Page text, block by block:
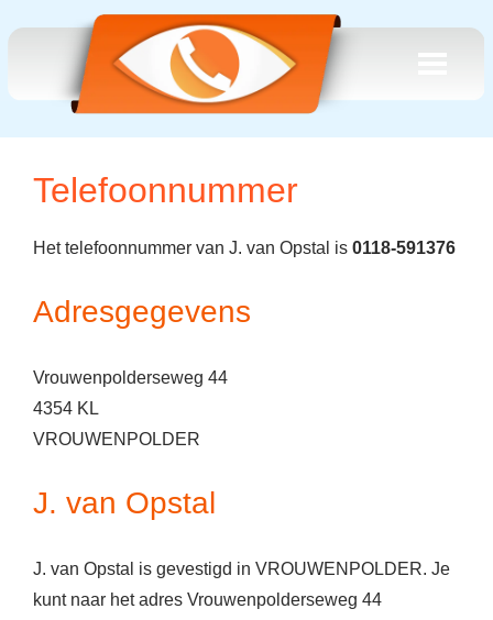
Telefoonnummer
Het telefoonnummer van J. van Opstal is 0118-591376
Adresgegevens
Vrouwenpolderseweg 44
4354 KL
VROUWENPOLDER
J. van Opstal
J. van Opstal is gevestigd in VROUWENPOLDER. Je
kunt naar het adres Vrouwenpolderseweg 44